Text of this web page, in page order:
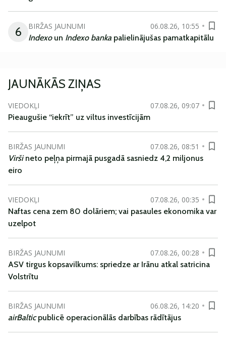
6 BIRŽAS JAUNUMI
06.08.26, 10:55
Indexoun Indexo banka palielinājušas pamatkapitālu
JAUNĀKĀS ZIŅAS
VIEDOKĻI
07.08.26, 09:07
Pieaugušie “iekrīt” uz viltus investīcijām
BIRŽAS JAUNUMI
07.08.26, 08:51
Viršineto peļņa pirmajā pusgadā sasniedz 4,2 miljonus
eiro
VIEDOKĻI
07.08.26, 00:35
Naftas cena zem 80 dolāriem; vai pasaules ekonomika var
uzelpot
BIRŽAS JAUNUMI
07.08.26, 00:28
ASV tirgus kopsavilkums: spriedze ar Irānu atkal satricina
Volstrītu
BIRŽAS JAUNUMI
06.08.26, 14:20
airBalticpublicē operacionālās darbības rādītājus